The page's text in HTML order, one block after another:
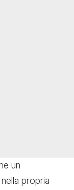
un
propria